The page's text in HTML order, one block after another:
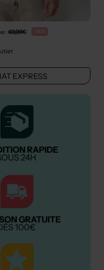
: 69,99€ -50%
EXPRESS